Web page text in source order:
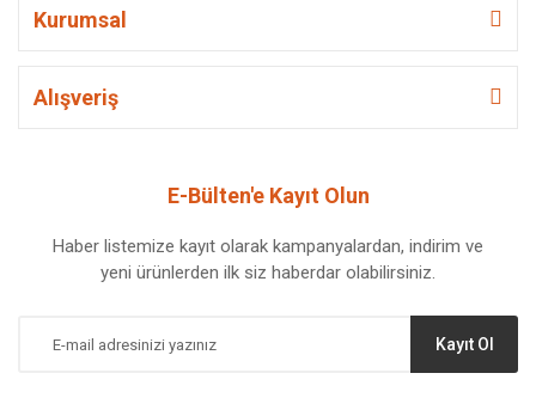
Kurumsal
Alışveriş
E-Bülten'e Kayıt Olun
Haber listemize kayıt olarak kampanyalardan, indirim ve
yeni ürünlerden ilk siz haberdar olabilirsiniz.
Kayıt Ol